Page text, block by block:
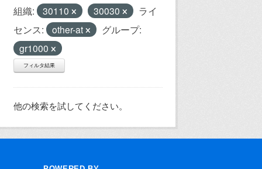
組織: 30110 30030
ライ
センス:
other-at
グループ:
gr1000
フィルタ結果
他の検索を試してください。